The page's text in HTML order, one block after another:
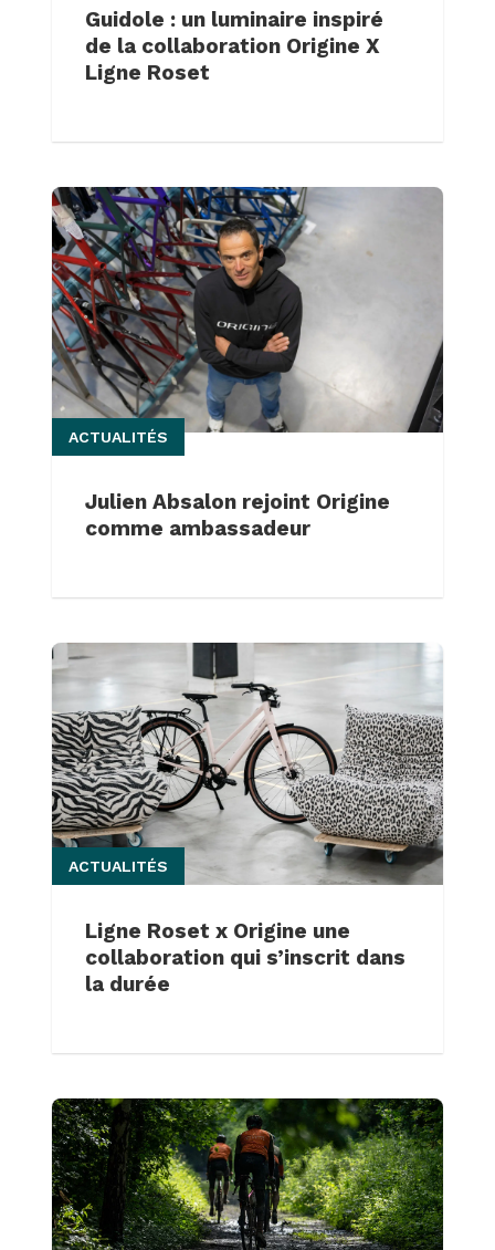
Guidole : un luminaire inspiré
de la collaboration Origine X
Ligne Roset
Julien Absalon rejoint Origine
comme ambassadeur
ACTUALITÉS
Ligne Roset x Origine une
collaboration qui s’inscrit dans
la durée
ACTUALITÉS